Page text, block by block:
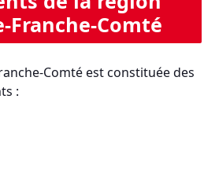
Franche-Comté
Comté est constituée des
: